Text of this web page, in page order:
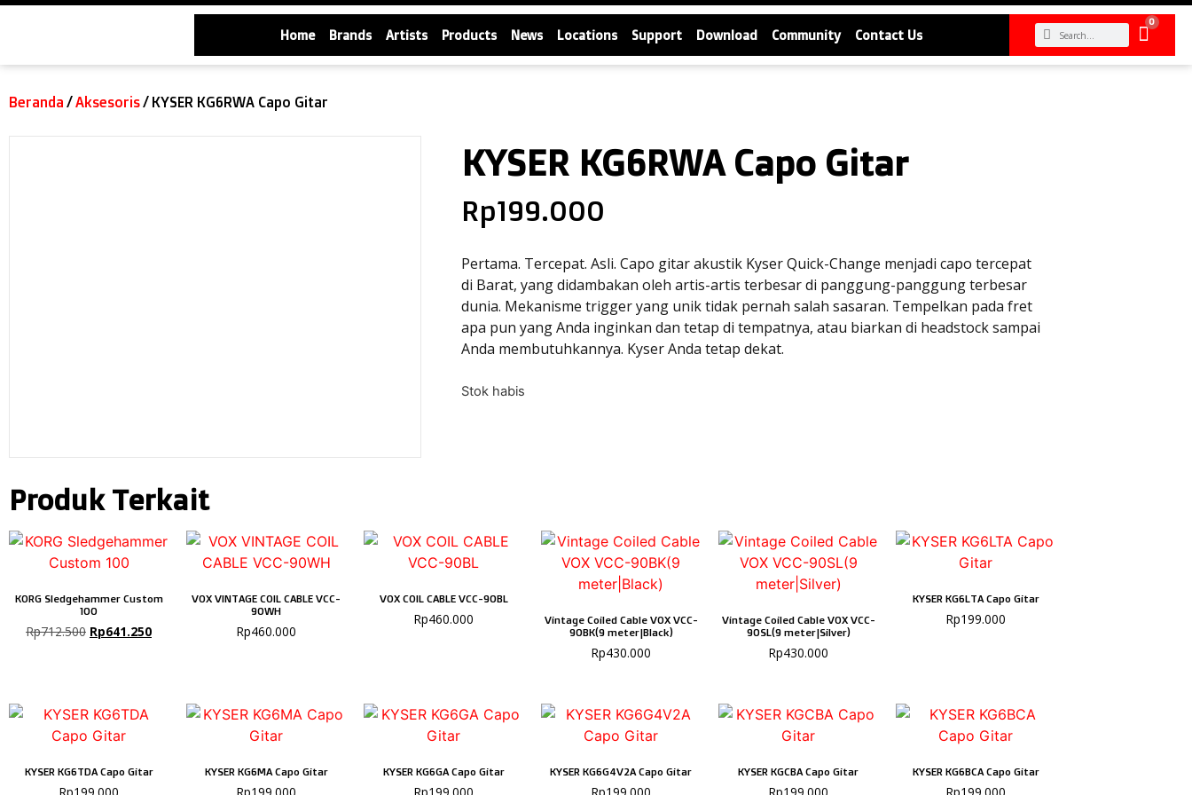
Home Brands Artists Products News Locations Support Download Community Contact Us
0
Beranda /Aksesoris/ KYSER KG6RWA Capo Gitar
KYSER KG6RWA Capo Gitar
Rp199.000
Pertama. Tercepat. Asli. Capo gitar akustik Kyser Quick-Change menjadi capo tercepat
di Barat, yang didambakan oleh artis-artis terbesar di panggung-panggung terbesar
dunia. Mekanisme trigger yang unik tidak pernah salah sasaran. Tempelkan pada fret
apa pun yang Anda inginkan dan tetap di tempatnya, atau biarkan di headstock sampai
Anda membutuhkannya. Kyser Anda tetap dekat.
Stok habis
Produk Terkait
KORG Sledgehammer Custom
100
Rp712.500 Rp641.250
VOX VINTAGE COIL CABLE VCC-
90WH
Rp460.000
VOX COIL CABLE VCC-90BL
Rp460.000
Vintage Coiled Cable VOX VCC-
90BK(9 meter|Black)
Rp430.000
Vintage Coiled Cable VOX VCC-
90SL(9 meter|Silver)
Rp430.000
KYSER KG6LTA Capo Gitar
Rp199.000
KYSER KG6TDA Capo Gitar KYSER KG6MA Capo Gitar KYSER KG6GA Capo Gitar KYSER KG6G4V2A Capo Gitar KYSER KGCBA Capo Gitar KYSER KG6BCA Capo Gitar